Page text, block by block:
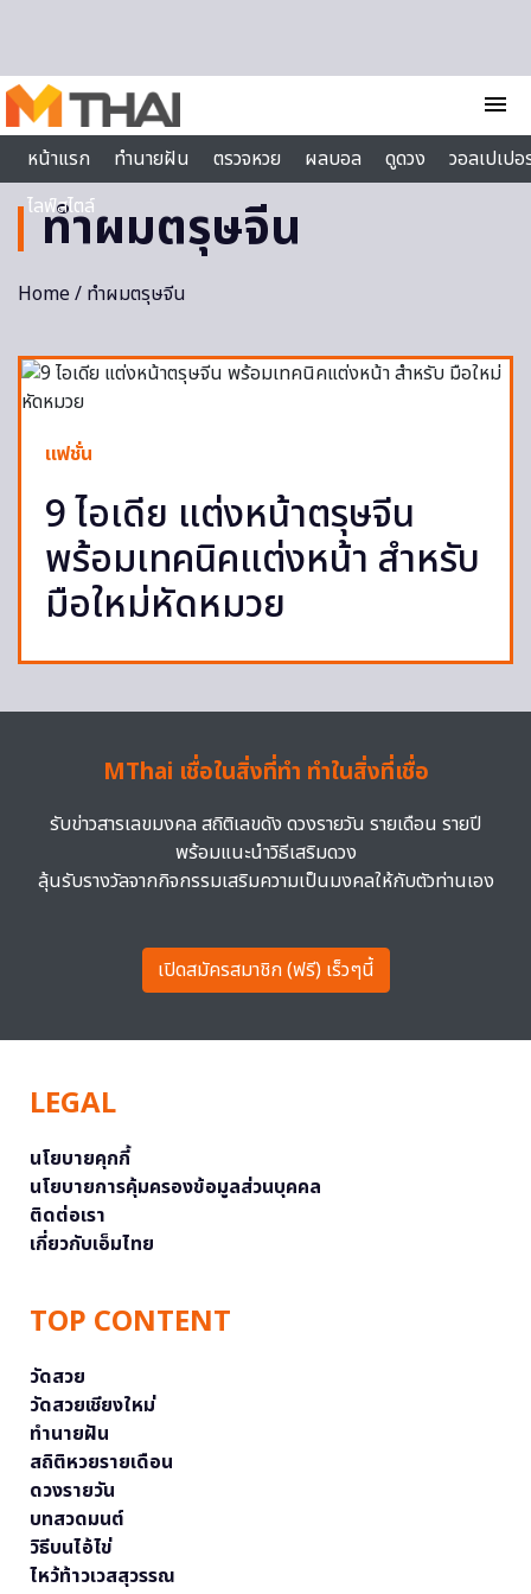
menu
หน้าแรก
ทำนายฝัน ตรวจหวย ผลบอล ดูดวง
วอลเปเป
ไลฟ์สไตล์
ทำผมตรุษจีน
Home/ ทำผมตรุษจีน
แฟชั่น
9 ไอเดีย แต่งหน้าตรุษจีน
พร้อมเทคนิคแต่งหน้า สำหรับ
มือใหม่หัดหมวย
MThai เชื่อในสิ่งที่ทำ ทำในสิ่งที่เชื่อ
รับข่าวสารเลขมงคล สถิติเลขดัง ดวงรายวัน รายเดือน รายปี
พร้อมแนะนำวิธีเสริมดวง
ลุ้นรับรางวัลจากกิจกรรมเสริมความเป็นมงคลให้กับตัวท่านเอง
เปิดสมัครสมาชิก (ฟรี) เร็วๆนี้
LEGAL
นโยบายคุกกี้
นโยบายการคุ้มครองข้อมูลส่วนบุคคล
ติดต่อเรา
เกี่ยวกับเอ็มไทย
TOP CONTENT
วัดสวย
วัดสวยเชียงใหม่
ทำนายฝัน
สถิติหวยรายเดือน
ดวงรายวัน
บทสวดมนต์
วิธีบนไอ้ไข่
ไหว้ท้าวเวสสุวรรณ